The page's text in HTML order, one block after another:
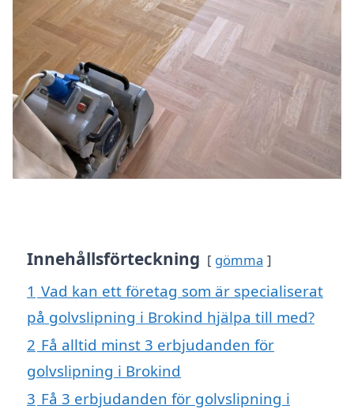
Innehållsförteckning gömma
1 Vad kan ett företag som är specialiserat
på golvslipning i Brokind hjälpa till med?
2 Få alltid minst 3 erbjudanden för
golvslipning i Brokind
3 Få 3 erbjudanden för golvslipning i